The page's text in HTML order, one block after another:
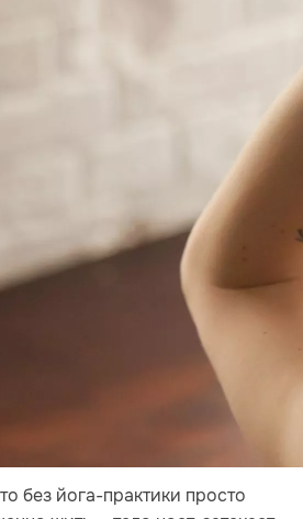
без йога-практики просто